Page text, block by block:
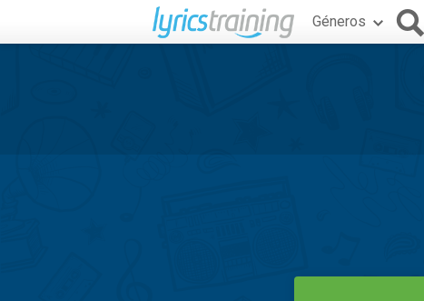
Géneros